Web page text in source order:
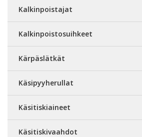
Kalkinpoistajat
Kalkinpoistosuihkeet
Kärpäslätkät
Käsipyyherullat
Käsitiskiaineet
Käsitiskivaahdot